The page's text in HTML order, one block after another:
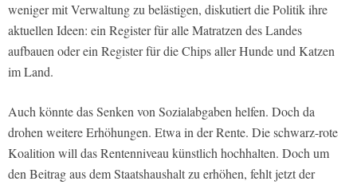
weniger mit Verwaltung zu belästigen, diskutiert die Politik ihre
aktuellen Ideen: ein Register für alle Matratzen des Landes
aufbauen oder ein Register für die Chips aller Hunde und Katzen
im Land.
Auch könnte das Senken von Sozialabgaben helfen. Doch da
drohen weitere Erhöhungen. Etwa in der Rente. Die schwarz-rote
Koalition will das Rentenniveau künstlich hochhalten. Doch um
den Beitrag aus dem Staatshaushalt zu erhöhen, fehlt jetzt der